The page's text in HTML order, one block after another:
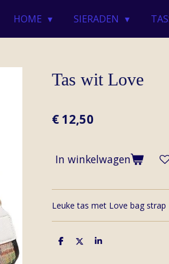
HOME SIERADEN
Tas wit Love
€ 12,50
In winkelwagen
Leuke tas met Love bag strap
D
D
S